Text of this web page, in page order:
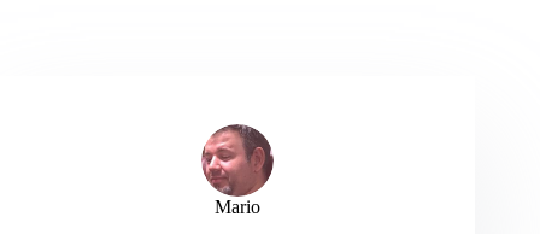
Mario